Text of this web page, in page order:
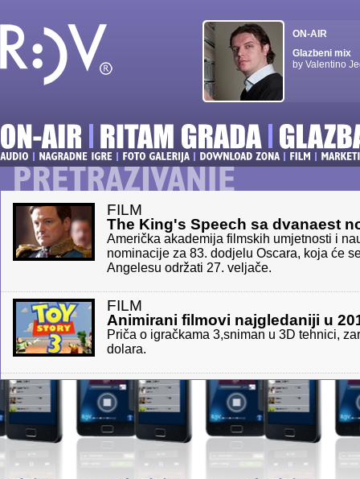
ON-AIR
Glazbeni mix
by Valentino
FILM
The King's Speech sa dvanaest
Američka akademija filmskih umjetnosti i
nominacije za 83. dodjelu Oscara, koja će
Angelesu održati 27. veljače.
FILM
Animirani filmovi najgledaniji u
Priča o igračkama 3,sniman u 3D tehnici,
dolara.